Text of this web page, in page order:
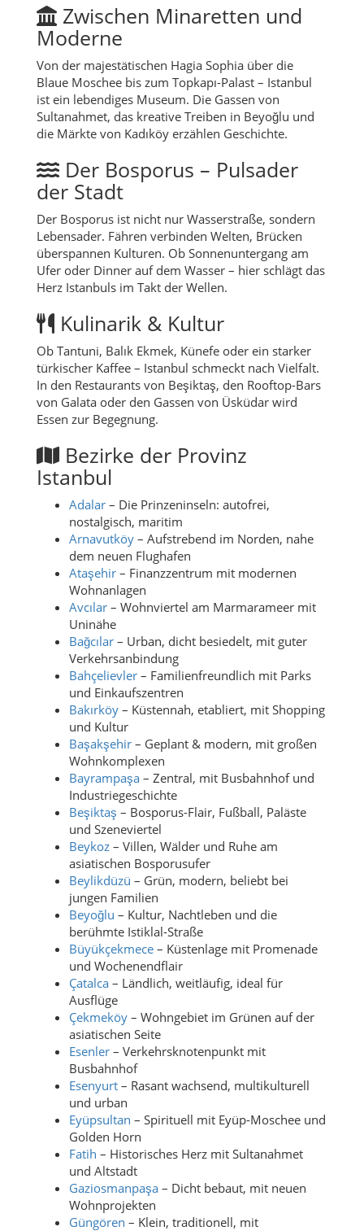
Zwischen Minaretten und
Moderne
Von der majestätischen Hagia Sophia über die
Blaue Moschee bis zum Topkapı-Palast – Istanbul
ist ein lebendiges Museum. Die Gassen von
Sultanahmet, das kreative Treiben in Beyoğlu und
die Märkte von Kadıköy erzählen Geschichte.
Der Bosporus – Pulsader
der Stadt
Der Bosporus ist nicht nur Wasserstraße, sondern
Lebensader. Fähren verbinden Welten, Brücken
überspannen Kulturen. Ob Sonnenuntergang am
Ufer oder Dinner auf dem Wasser – hier schlägt das
Herz Istanbuls im Takt der Wellen.
Kulinarik & Kultur
Ob Tantuni, Balık Ekmek, Künefe oder ein starker
türkischer Kaffee – Istanbul schmeckt nach Vielfalt.
In den Restaurants von Beşiktaş, den Rooftop-Bars
von Galata oder den Gassen von Üsküdar wird
Essen zur Begegnung.
Bezirke der Provinz
Istanbul
Adalar – Die Prinzeninseln: autofrei,
nostalgisch, maritim
Arnavutköy – Aufstrebend im Norden, nahe
dem neuen Flughafen
Ataşehir – Finanzzentrum mit modernen
Wohnanlagen
Avcılar – Wohnviertel am Marmarameer mit
Uninähe
Bağcılar – Urban, dicht besiedelt, mit guter
Verkehrsanbindung
Bahçelievler – Familienfreundlich mit Parks
und Einkaufszentren
Bakırköy – Küstennah, etabliert, mit Shopping
und Kultur
Başakşehir – Geplant & modern, mit großen
Wohnkomplexen
Bayrampaşa – Zentral, mit Busbahnhof und
Industriegeschichte
Beşiktaş – Bosporus-Flair, Fußball, Paläste
und Szeneviertel
Beykoz – Villen, Wälder und Ruhe am
asiatischen Bosporusufer
Beylikdüzü – Grün, modern, beliebt bei
jungen Familien
Beyoğlu – Kultur, Nachtleben und die
berühmte Istiklal-Straße
Büyükçekmece – Küstenlage mit Promenade
und Wochenendflair
Çatalca – Ländlich, weitläufig, ideal für
Ausflüge
Çekmeköy – Wohngebiet im Grünen auf der
asiatischen Seite
Esenler – Verkehrsknotenpunkt mit
Busbahnhof
Esenyurt – Rasant wachsend, multikulturell
und urban
Eyüpsultan – Spirituell mit Eyüp-Moschee und
Golden Horn
Fatih – Historisches Herz mit Sultanahmet
und Altstadt
Gaziosmanpaşa – Dicht bebaut, mit neuen
Wohnprojekten
Güngören – Klein, traditionell, mit